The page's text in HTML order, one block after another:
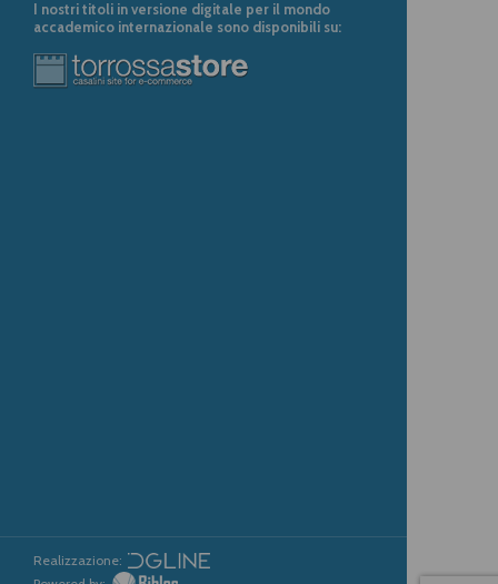
I nostri titoli in versione digitale per il mondo
accademico internazionale sono disponibili su:
Realizzazione: